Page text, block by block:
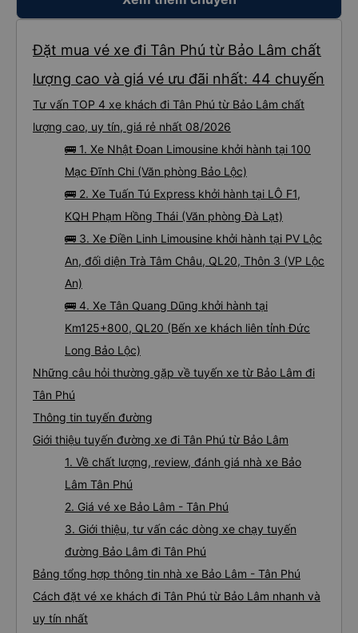
ra khỏi trung tâm. Chỉ vài phút sau, tôi đã có thể bắt xe buýt đi Đà Lạt. Viên
tôi hỏi mọi người, tôi có thể sử dụng xe đưa đón được không. Họ có dịch vụ
đưa đón nên tôi mới phớt lờ tài xế taxi. Tôi vừa cho xem địa chỉ khách sạn, tài
vọng được gặp bạn lần nữa.
Đặt mua vé xe đi Tân Phú từ Bảo Lâm chất
lượng cao và giá vé ưu đãi nhất: 44 chuyến
Tư vấn TOP 4 xe khách đi Tân Phú từ Bảo Lâm chất
lượng cao, uy tín, giá rẻ nhất 08/2026
🚌 1. Xe Nhật Đoan Limousine khởi hành tại 100
Mạc Đĩnh Chi (Văn phòng Bảo Lộc)
🚌 2. Xe Tuấn Tú Express khởi hành tại LÔ F1,
KQH Phạm Hồng Thái (Văn phòng Đà Lạt)
🚌 3. Xe Điền Linh Limousine khởi hành tại PV Lộc
An, đối diện Trà Tâm Châu, QL20, Thôn 3 (VP Lộc
An)
🚌 4. Xe Tân Quang Dũng khởi hành tại
Km125+800, QL20 (Bến xe khách liên tỉnh Đức
Long Bảo Lộc)
Những câu hỏi thường gặp về tuyến xe từ Bảo Lâm đi
Tân Phú
Thông tin tuyến đường
Giới thiệu tuyến đường xe đi Tân Phú từ Bảo Lâm
1. Về chất lượng, review, đánh giá nhà xe Bảo
Lâm Tân Phú
2. Giá vé xe Bảo Lâm - Tân Phú
3. Giới thiệu, tư vấn các dòng xe chạy tuyến
đường Bảo Lâm đi Tân Phú
Bảng tổng hợp thông tin nhà xe Bảo Lâm - Tân Phú
Cách đặt vé xe khách đi Tân Phú từ Bảo Lâm nhanh và
uy tín nhất